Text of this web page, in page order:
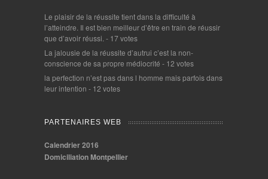
Le plaisir de la réussite tient dans la difficulté à
l’atteindre. Il est bien meilleur d’être en train de réussir
que d’avoir réussi. - 17 votes
La jalousie de la réussite d’autrui c’est la non-
conscience de sa propre médiocrité - 12 votes
la perfection n’est pas dans l homme mais parfois dans
leur intention - 12 votes
PARTENAIRES WEB
Calendrier 2016
Domiciliation Montpellier